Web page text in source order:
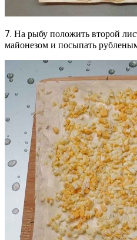
7. На рыбу положить второй
майонезом и посыпать